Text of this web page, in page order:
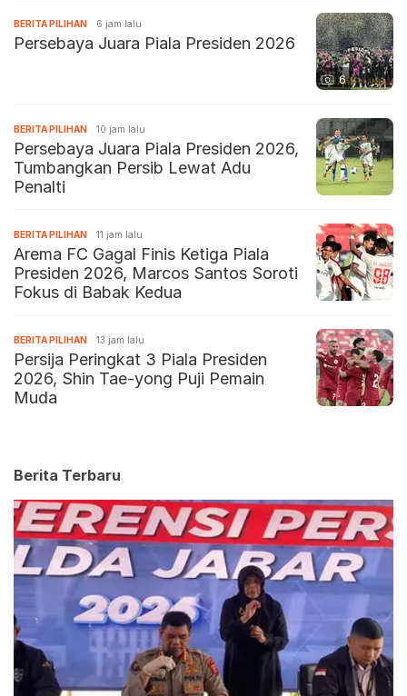
6
BERITA PILIHAN 6 jam lalu
Persebaya Juara Piala Presiden 2026
BERITA PILIHAN 10 jam lalu
Persebaya Juara Piala Presiden 2026,
Tumbangkan Persib Lewat Adu
Penalti
BERITA PILIHAN 11 jam lalu
Arema FC Gagal Finis Ketiga Piala
Presiden 2026, Marcos Santos Soroti
Fokus di Babak Kedua
BERITA PILIHAN 13 jam lalu
Persija Peringkat 3 Piala Presiden
2026, Shin Tae-yong Puji Pemain
Muda
Berita Terbaru